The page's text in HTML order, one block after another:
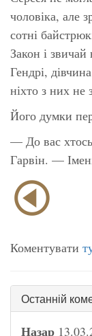
чоловіка, але
сотні
Закон і
Гендрі,
ніхто з них не
Його думки
— До вас
Гарвін. —
Коментувати
Останній
Назар